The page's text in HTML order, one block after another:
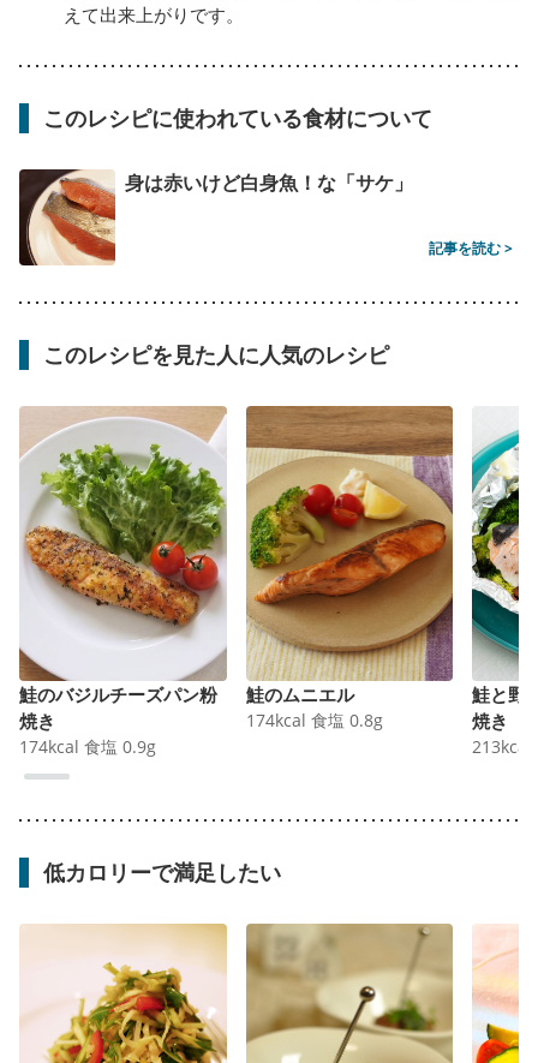
えて出来上がりです。
このレシピに使われている食材について
身は赤いけど白身魚！な「サケ」
記事を読む >
このレシピを見た人に人気のレシピ
鮭のバジルチーズパン粉
焼き
174kcal 食塩 0.9g
鮭のムニエル
174kcal 食塩 0.8g
鮭と野
焼き
213kcal
低カロリーで満足したい